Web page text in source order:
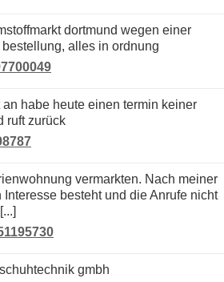
alles in ordnung
ruft zurück
besteht und die Anrufe nicht
gmbh